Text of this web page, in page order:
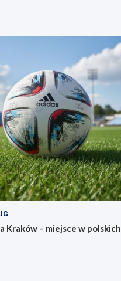
Kraków – miejsce w polskich